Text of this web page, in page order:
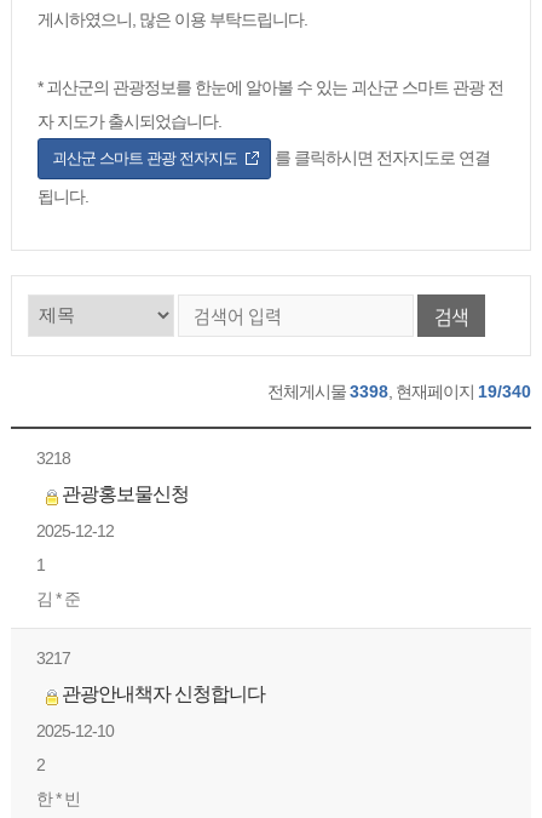
게시하였으니, 많은 이용 부탁드립니다.
* 괴산군의 관광정보를 한눈에 알아볼 수 있는 괴산군 스마트 관광 전
자 지도가 출시되었습니다.
괴산군 스마트 관광 전자지도 를 클릭하시면 전자지도로 연결
됩니다.
검색
전체게시물3398 , 현재페이지 19/340
3218
관광홍보물신청
2025-12-12
1
김 * 준
3217
관광안내책자 신청합니다
2025-12-10
2
한 * 빈